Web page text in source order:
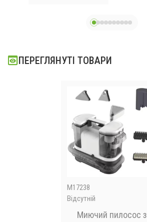
ПЕРЕГЛЯНУТІ ТОВАРИ
M17238
Відсутній
Миючий пилосос з